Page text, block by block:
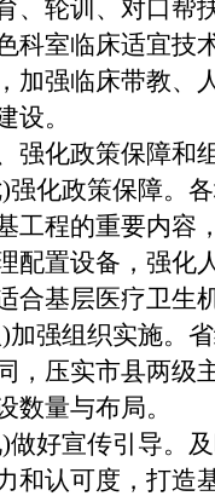
、轮训、对口帮
科室临床适宜技
加强临床带教、
设。
强化政策保障和
强化政策保障。
工程的重要内容
配置设备，强化
合基层医疗卫生
加强组织实施。
，压实市县两级
数量与布局。
做好宣传引导。
和认可度，打造